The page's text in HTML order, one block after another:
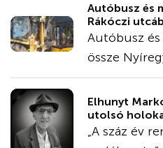
Autóbusz és
Rákóczi
Autóbusz
össze
Elhunyt
utolsó
„A száz év